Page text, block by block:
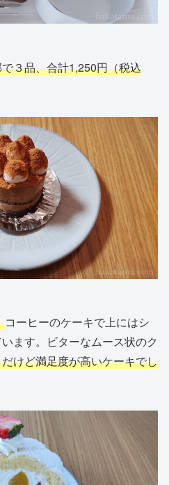
３品、合計1,250円（税込
コーヒーのケーキで上にはシ
ます。ビターなムース状のク
けど満足度が高いケーキでし